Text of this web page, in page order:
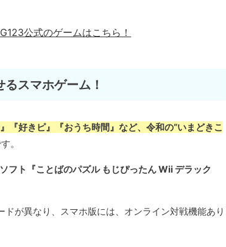
G123公式のゲームはこちら！
スマホゲーム！
』『好きピ』『おうち時間』など、令和の“いまどきこ
。
ト『ことばのパズル もじぴったん Wii デラック
が異なり、スマホ版には、オンライン対戦機能あり